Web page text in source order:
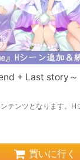
+ Last story～
テンツとなります。
買いに行く